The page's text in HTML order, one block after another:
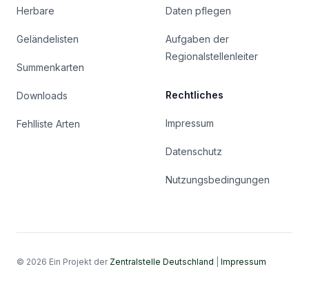
Herbare
Geländelisten
Summenkarten
Downloads
Fehlliste Arten
Daten pflegen
Aufgaben der
Regionalstellenleiter
Rechtliches
Impressum
Datenschutz
Nutzungsbedingungen
© 2026 Ein Projekt der Zentralstelle Deutschland Impressum